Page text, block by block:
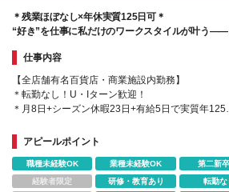
＊残業ほぼなし×年休実質125日可＊
“好き”を仕事に私だけのワークスタイルが叶う――
仕事内容
【全店舗有名百貨店・商業施設内勤務】
＊転勤なし！U・Iターン歓迎！
＊月8日+シーズン休暇23日+有給5日で実質年125
＊未経験スタート多数活躍中
＊残業ほぼなし
アピールポイント
職種未経験OK 業種未経験OK 第二新
経験者限定
研修・教育あり 転勤な